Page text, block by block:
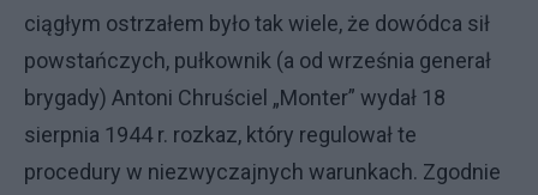
ciągłym ostrzałem było tak wiele, że dowódca sił
powstańczych, pułkownik (a od września generał
brygady) Antoni Chruściel „Monter” wydał 18
sierpnia 1944 r. rozkaz, który regulował te
procedury w niezwyczajnych warunkach. Zgodnie